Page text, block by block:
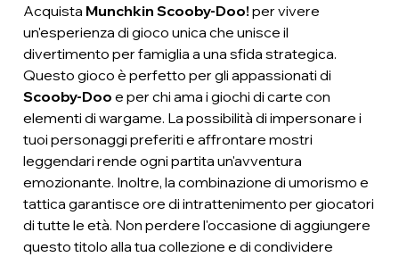
Acquista Munchkin Scooby-Doo!per vivere
un'esperienza di gioco unica che unisce il
divertimento per famiglia a una sfida strategica.
Questo gioco è perfetto per gli appassionati di
Scooby-Doo e per chi ama i giochi di carte con
elementi di wargame. La possibilità di impersonare i
tuoi personaggi preferiti e affrontare mostri
leggendari rende ogni partita un'avventura
emozionante. Inoltre, la combinazione di umorismo e
tattica garantisce ore di intrattenimento per giocatori
di tutte le età. Non perdere l'occasione di aggiungere
questo titolo alla tua collezione e di condividere